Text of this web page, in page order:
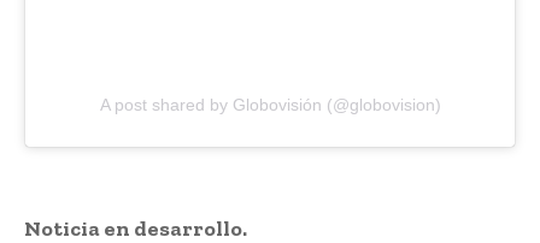
A post shared by Globovisión (@globovision)
Noticia en desarrollo.